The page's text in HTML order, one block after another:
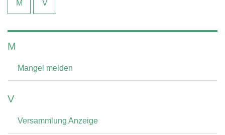
M V
M
Mangel melden
V
Versammlung Anzeige